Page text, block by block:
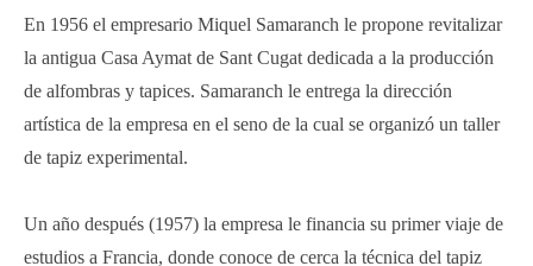
En 1956 el empresario Miquel Samaranch le propone revitalizar
la antigua Casa Aymat de Sant Cugat dedicada a la producción
de alfombras y tapices. Samaranch le entrega la dirección
artística de la empresa en el seno de la cual se organizó un taller
de tapiz experimental.
Un año después (1957) la empresa le financia su primer viaje de
estudios a Francia, donde conoce de cerca la técnica del tapiz